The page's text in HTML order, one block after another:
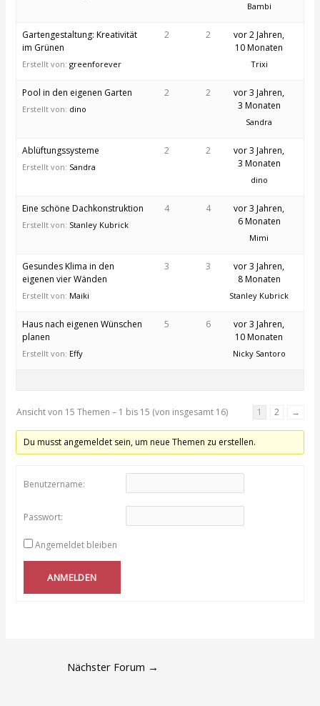
Bambi
Gartengestaltung: Kreativität
im Grünen
Erstellt von:greenforever
2 2
vor 2 Jahren,
10 Monaten
Trixi
Pool in den eigenen Garten
Erstellt von: dino
2 2
vor 3 Jahren,
3 Monaten
Sandra
Ablüftungssysteme
Erstellt von: Sandra
2 2
vor 3 Jahren,
3 Monaten
dino
Eine schöne Dachkonstruktion
Erstellt von: Stanley Kubrick
4 4
vor 3 Jahren,
6 Monaten
Mimi
Gesundes Klima in den
eigenen vier Wänden
Erstellt von: Maiki
3 3
vor 3 Jahren,
8 Monaten
Stanley Kubrick
Haus nach eigenen Wünschen
planen
Erstellt von: Effy
5 6
vor 3 Jahren,
10 Monaten
Nicky Santoro
Ansicht von 15 Themen – 1 bis 15 (von insgesamt 16) 1 2 →
Du musst angemeldet sein, um neue Themen zu erstellen.
Benutzername:
Passwort:
Angemeldet bleiben
ANMELDEN
Nächster Forum →